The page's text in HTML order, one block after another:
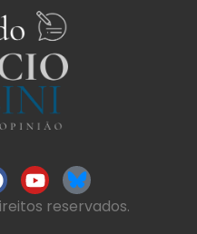
reservados.